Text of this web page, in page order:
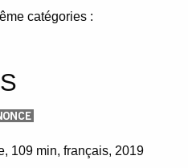
catégories :
109 min français 2019